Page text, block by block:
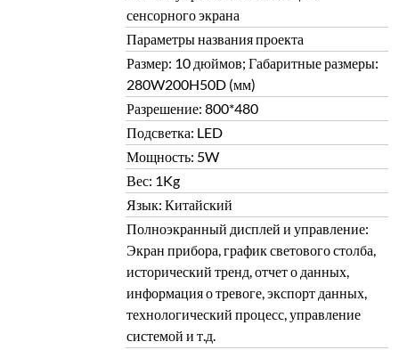
сенсорного экрана
Параметры названия проекта
Размер: 10 дюймов; Габаритные размеры:
280W200H50D (мм)
Разрешение: 800*480
Подсветка: LED
Мощность: 5W
Вес: 1Kg
Язык: Китайский
Полноэкранный дисплей и управление:
Экран прибора, график светового столба,
исторический тренд, отчет о данных,
информация о тревоге, экспорт данных,
технологический процесс, управление
системой и т.д.